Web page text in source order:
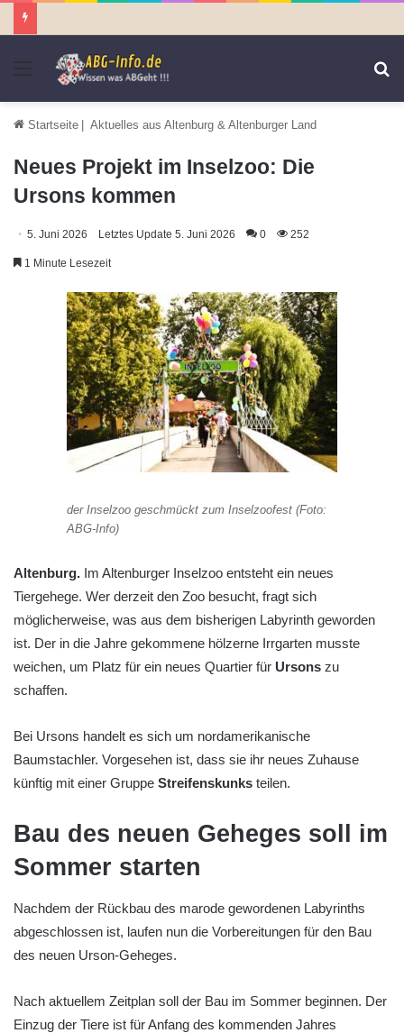
Menü
Startseite | Aktuelles aus Altenburg & Altenburger Land
Neues Projekt im Inselzoo: Die
Ursons kommen
5. Juni 2026 Letztes Update 5. Juni 2026 0 252
1 Minute Lesezeit
der Inselzoo geschmückt zum Inselzoofest (Foto:
ABG-Info)
Altenburg. Im Altenburger Inselzoo entsteht ein neues
Tiergehege. Wer derzeit den Zoo besucht, fragt sich
möglicherweise, was aus dem bisherigen Labyrinth geworden
ist. Der in die Jahre gekommene hölzerne Irrgarten musste
weichen, um Platz für ein neues Quartier für Ursons zu
schaffen.
Bei Ursons handelt es sich um nordamerikanische
Baumstachler. Vorgesehen ist, dass sie ihr neues Zuhause
künftig mit einer Gruppe Streifenskunks teilen.
Bau des neuen Geheges soll im
Sommer starten
Nachdem der Rückbau des marode gewordenen Labyrinths
abgeschlossen ist, laufen nun die Vorbereitungen für den Bau
des neuen Urson-Geheges.
Nach aktuellem Zeitplan soll der Bau im Sommer beginnen. Der
Einzug der Tiere ist für Anfang des kommenden Jahres